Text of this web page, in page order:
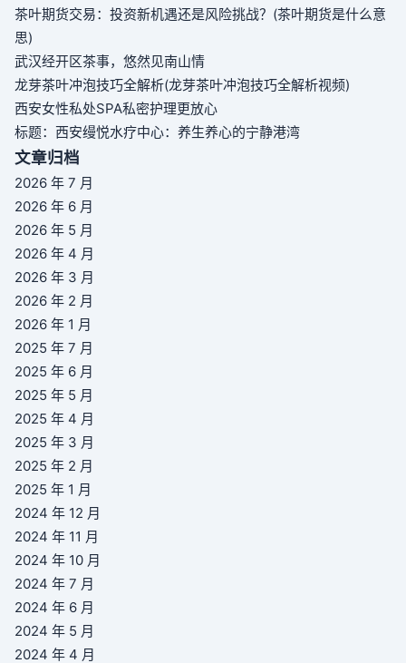
茶叶期货交易：投资新机遇还是风险挑战？(茶叶期货是什么意
思)
武汉经开区茶事，悠然见南山情
龙芽茶叶冲泡技巧全解析(龙芽茶叶冲泡技巧全解析视频)
西安女性私处SPA私密护理更放心
标题：西安缦悦水疗中心：养生养心的宁静港湾
文章归档
2026 年 7 月
2026 年 6 月
2026 年 5 月
2026 年 4 月
2026 年 3 月
2026 年 2 月
2026 年 1 月
2025 年 7 月
2025 年 6 月
2025 年 5 月
2025 年 4 月
2025 年 3 月
2025 年 2 月
2025 年 1 月
2024 年 12 月
2024 年 11 月
2024 年 10 月
2024 年 7 月
2024 年 6 月
2024 年 5 月
2024 年 4 月